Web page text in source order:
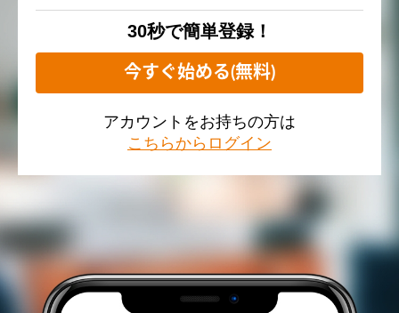
30秒で簡単登録！
今すぐ始める(無料)
アカウントをお持ちの方は
こちらからログイン